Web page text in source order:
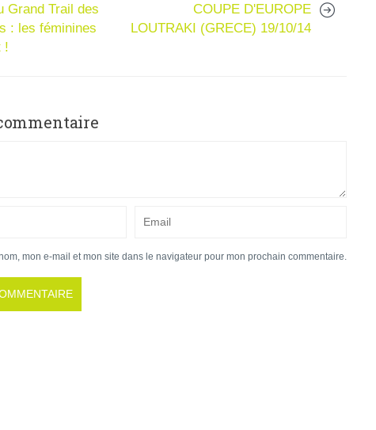
Grand Trail des
: les féminines
!
COUPE D'EUROPE
LOUTRAKI (GRECE) 19/10/14
mon e-mail et mon site dans le navigateur pour mon prochain commentaire.